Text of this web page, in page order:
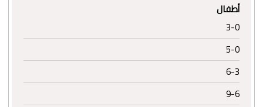
أطفال
3-0
5-0
6-3
9-6